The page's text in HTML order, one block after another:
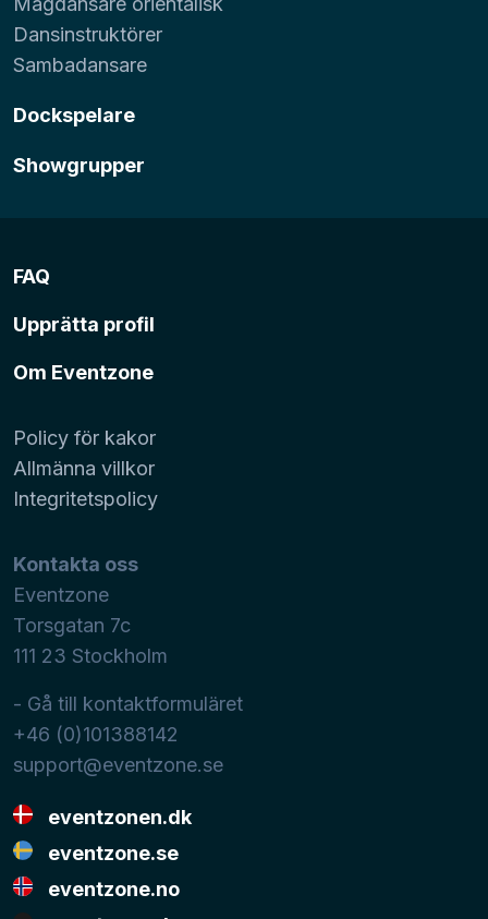
Dansinstruktörer
Sambadansare
Dockspelare
Showgrupper
FAQ
Upprätta profil
Om Eventzone
Policy för kakor
Allmänna villkor
Integritetspolicy
Kontakta oss
Eventzone
Torsgatan 7c
111 23 Stockholm
- Gå till kontaktformuläret
+46 (0)101388142
support@eventzone.se
eventzonen.dk
eventzone.se
eventzone.no